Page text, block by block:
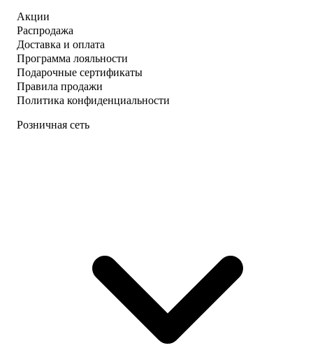
Акции
Распродажа
Доставка и оплата
Программа лояльности
Подарочные сертификаты
Правила продажи
Политика конфиденциальности
Розничная сеть